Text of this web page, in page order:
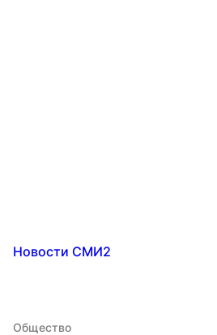
Новости СМИ2
Общество